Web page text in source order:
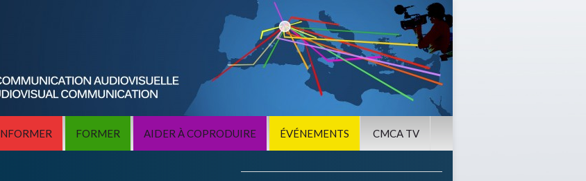
FORMER AIDER À COPRODUIRE ÉVÉNEMENTS CMCA TV